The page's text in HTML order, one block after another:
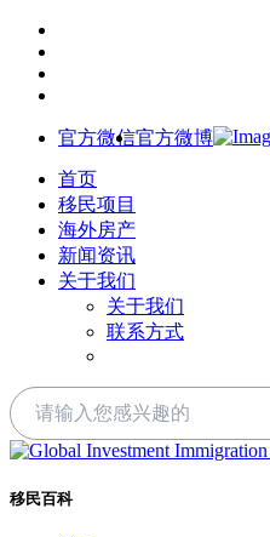
官方微信官方微博
首页
移民项目
海外房产
新闻资讯
关于我们
关于我们
联系方式
移民百科